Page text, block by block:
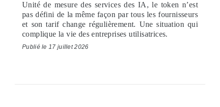
Unité de mesure des services des IA, le token n’est
pas défini de la même façon par tous les fournisseurs
et son tarif change régulièrement. Une situation qui
complique la vie des entreprises utilisatrices.
Publié le 17 juillet 2026